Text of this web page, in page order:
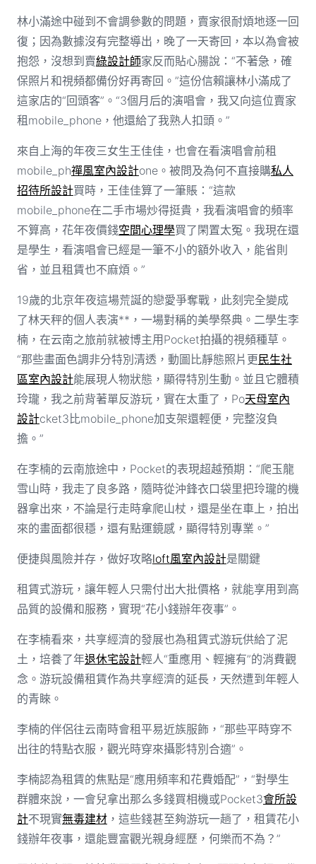
林小滿途中碰到不會調參數的問題，賣家很耐煩地逐一回
復；因為數據沒有完整導出，晚了一天寄回，本以為會被
抱怨，沒想到賣綠設計師家反而貼心腸說：“不著急，確
保照片和視頻都備份好再寄回。”這份信賴讓林小滿成了
這家店的“回頭客”。“3個月后的演唱會，我又向這位賣家
租mobile_phone，他還給了我熟人扣頭。”
來自上海的年夜三女生王佳佳，也會在看演唱會前租
mobile_ph禪風室內設計one。被問及為何不直接購私人
招待所設計買時，王佳佳算了一筆賬：“這款
mobile_phone在二手市場炒得挺貴，我看演唱會的頻率
不算高，花年夜價錢空間心理學買了閑置太冤。我現在還
是學生，看演唱會已經是一筆不小的額外收入，能省則
省，並且租賃也不麻煩。”
19歲的北京年夜這場荒誕的戀愛爭奪戰，此刻完全變成
了林天秤的個人表演**，一場對稱的美學祭典。二學生李
楠，在云南之旅前就被博主用Pocket拍攝的視頻種草。
“那些畫面色調非分特別清透，動圖比靜態照片更民生社
區室內設計能展現人物狀態，顯得特別生動。並且它體積
玲瓏，我之前背著單反游玩，實在太重了，Po天母室內
設計cket3比mobile_phone加支架還輕便，完整沒負
擔。”
在李楠的云南旅途中，Pocket的表現超越預期：“爬玉龍
雪山時，我走了良多路，隨時從沖鋒衣口袋里把玲瓏的機
器拿出來，不論是行走時拿爬山杖，還是坐在車上，拍出
來的畫面都很穩，還有點運鏡感，顯得特別專業。”
便捷與風險并存，做好攻略loft風室內設計是關鍵
租賃式游玩，讓年輕人只需付出大批價格，就能享用到高
品質的設備和服務，實現“花小錢辦年夜事”。
在李楠看來，共享經濟的發展也為租賃式游玩供給了泥
土，培養了年退休宅設計輕人“重應用、輕擁有”的消費觀
念。游玩設備租賃作為共享經濟的延長，天然遭到年輕人
的青睞。
李楠的伴侶往云南時會租平易近族服飾，“那些平時穿不
出往的特點衣服，觀光時穿來攝影特別合適”。
李楠認為租賃的焦點是“應用頻率和花費婚配”，“對學生
群體來說，一會兒拿出那么多錢買相機或Pocket3會所設
計不現實無毒建材，這些錢甚至夠游玩一趟了，租賃花小
錢辦年夜事，還能豐富觀光親身經歷，何樂而不為？”